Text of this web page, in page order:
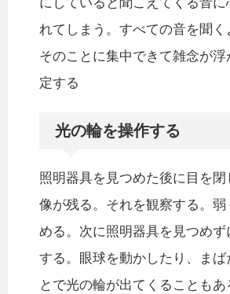
れてしまう。すべての音を聞く
そのことに集中できて雑念が浮
定する
光の輪を操作する
照明器具を見つめた後に目を
像が残る。それを観察する。弱
める。次に照明器具を見つめず
する。眼球を動かしたり、まば
とで光の輪が出てくることもあ